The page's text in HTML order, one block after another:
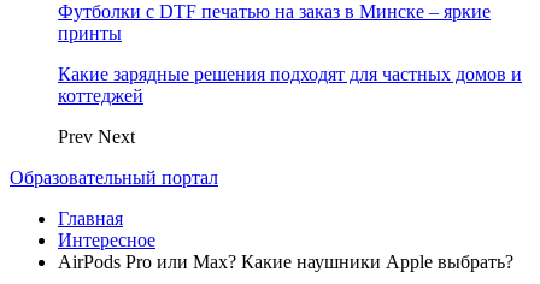
Футболки с DTF печатью на заказ в Минске – яркие
принты
Какие зарядные решения подходят для частных домов и
коттеджей
Prev Next
Образовательный портал
Главная
Интересное
AirPods Pro или Max? Какие наушники Apple выбрать?